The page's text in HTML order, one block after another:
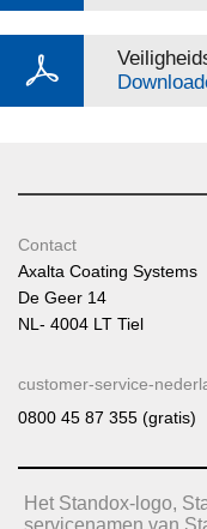
Contact
Axalta Coating Systems
De Geer 14
NL- 4004 LT Tiel
customer-service-
0800 45 87 355 (gratis)
Het Standox-logo,